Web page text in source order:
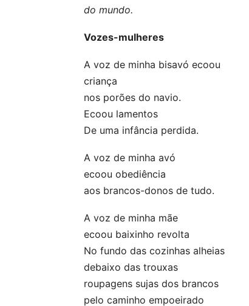
do mundo.
Vozes-mulheres
A voz de minha bisavó ecoou
criança
nos porões do navio.
Ecoou lamentos
De uma infância perdida.
A voz de minha avó
ecoou obediência
aos brancos-donos de tudo.
A voz de minha mãe
ecoou baixinho revolta
No fundo das cozinhas alheias
debaixo das trouxas
roupagens sujas dos brancos
pelo caminho empoeirado